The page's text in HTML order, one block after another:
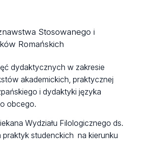
Stosowanego i
Romańskich
dydaktycznych w zakresie
akademickich, praktycznej
i dydaktyki języka
obcego.
Wydziału Filologicznego ds.
studenckich na kierunku